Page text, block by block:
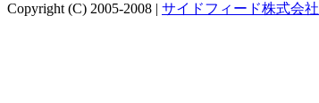
Copyright (C) 2005-2008 | サイドフィード株式会社